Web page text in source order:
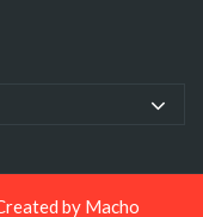
by Macho